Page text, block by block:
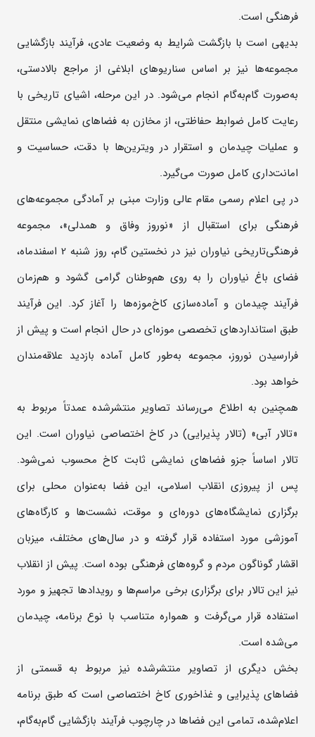
فرهنگی است.
بدیهی است با بازگشت شرایط به وضعیت عادی، فرآیند بازگشایی
مجموعه‌ها نیز بر اساس سناریوهای ابلاغی از مراجع بالادستی،
به‌صورت گام‌به‌گام انجام می‌شود. در این مرحله، اشیای تاریخی با
رعایت کامل ضوابط حفاظتی، از مخازن به فضاهای نمایشی منتقل
و عملیات چیدمان و استقرار در ویترین‌ها با دقت، حساسیت و
امانت‌داری کامل صورت می‌گیرد.
در پی اعلام رسمی مقام عالی وزارت مبنی بر آمادگی مجموعه‌های
فرهنگی برای استقبال از «نوروز وفاق و همدلی»، مجموعه
فرهنگی‌تاریخی نیاوران نیز در نخستین گام، روز شنبه 2 اسفندماه،
فضای باغ نیاوران را به روی هم‌وطنان گرامی گشود و هم‌زمان
فرآیند چیدمان و آماده‌سازی کاخ‌موزه‌ها را آغاز کرد. این فرآیند
طبق استانداردهای تخصصی موزه‌ای در حال انجام است و پیش از
فرارسیدن نوروز، مجموعه به‌طور کامل آماده بازدید علاقه‌مندان
خواهد بود.
همچنین به اطلاع می‌رساند تصاویر منتشرشده عمدتاً مربوط به
«تالار آبی» (تالار پذیرایی) در کاخ اختصاصی نیاوران است. این
تالار اساساً جزو فضاهای نمایشی ثابت کاخ محسوب نمی‌شود.
پس از پیروزی انقلاب اسلامی، این فضا به‌عنوان محلی برای
برگزاری نمایشگاه‌های دوره‌ای و موقت، نشست‌ها و کارگاه‌های
آموزشی مورد استفاده قرار گرفته و در سال‌های مختلف، میزبان
اقشار گوناگون مردم و گروه‌های فرهنگی بوده است. پیش از انقلاب
نیز این تالار برای برگزاری برخی مراسم‌ها و رویدادها تجهیز و مورد
استفاده قرار می‌گرفت و همواره متناسب با نوع برنامه، چیدمان
می‌شده است.
بخش دیگری از تصاویر منتشرشده نیز مربوط به قسمتی از
فضاهای پذیرایی و غذاخوری کاخ اختصاصی است که طبق برنامه
اعلام‌شده، تمامی این فضاها در چارچوب فرآیند بازگشایی گام‌به‌گام،